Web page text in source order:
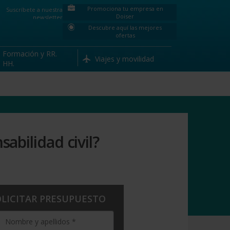
Suscríbete a nuestra
newsletter
Promociona tu empresa en
Doiser
Descubre aquí las mejores
ofertas
Formación y RR.
HH.
Viajes y movilidad
civil?
PRESUPUESTO